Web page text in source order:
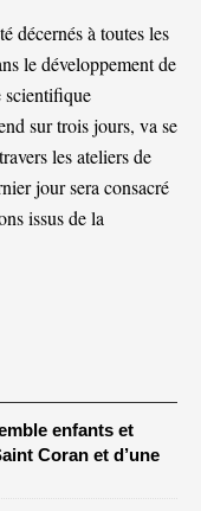
décernés à toutes les
le développement de
scientifique
sur trois jours, va se
les ateliers de
jour sera consacré
issus de la
enfants et
Coran et d’une